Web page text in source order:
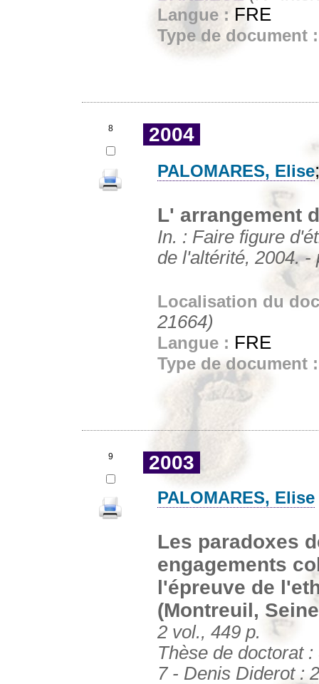
Langue : FRE
Type de document
8 2004
PALOMARES, Elise
L' arrangement
In. : Faire figure
de l'altérité, 2004. -
Localisation du
21664)
Langue : FRE
Type de document
9 2003
PALOMARES, Elise
Les paradoxes
engagements
l'épreuve de
(Montreuil,
2 vol., 449 p.
Thèse de doctorat
7 - Denis Diderot :